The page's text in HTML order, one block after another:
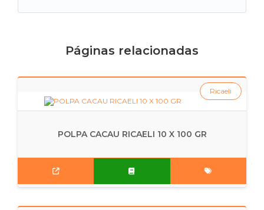
Páginas relacionadas
POLPA CACAU RICAELI 10 X 100 GR
Ricaeli